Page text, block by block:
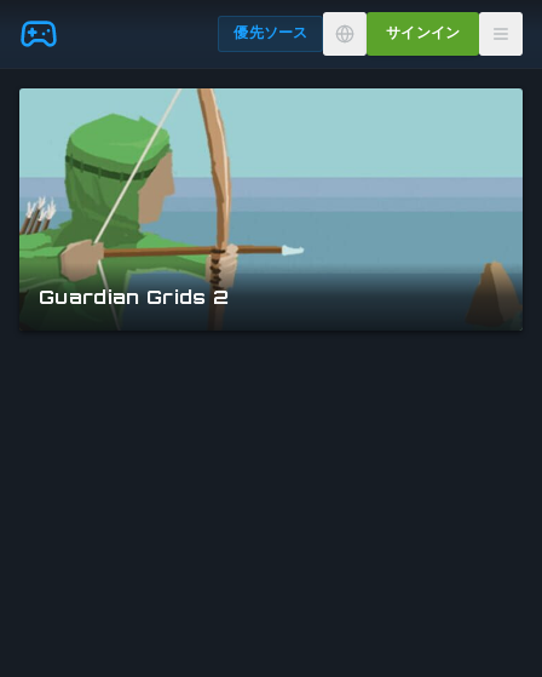
Skip to main content 優先ソース サインイン
Guardian Grids 2